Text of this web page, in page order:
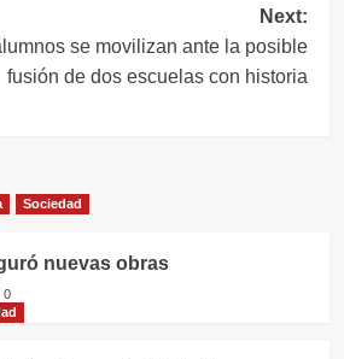
Next:
se movilizan ante la posible
fusión de dos escuelas con historia
Sociedad
nuevas obras
0